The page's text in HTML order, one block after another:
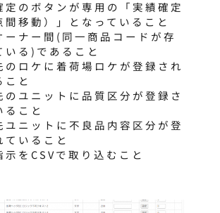
定のボタンが専用の「実績確定
間移動）」となっていること
ーナー間(同一商品コードが存
いる)であること
のロケに着荷場ロケが登録され
こと
のユニットに品質区分が登録さ
ること
ユニットに不良品内容区分が登
ていること
示をCSVで取り込むこと